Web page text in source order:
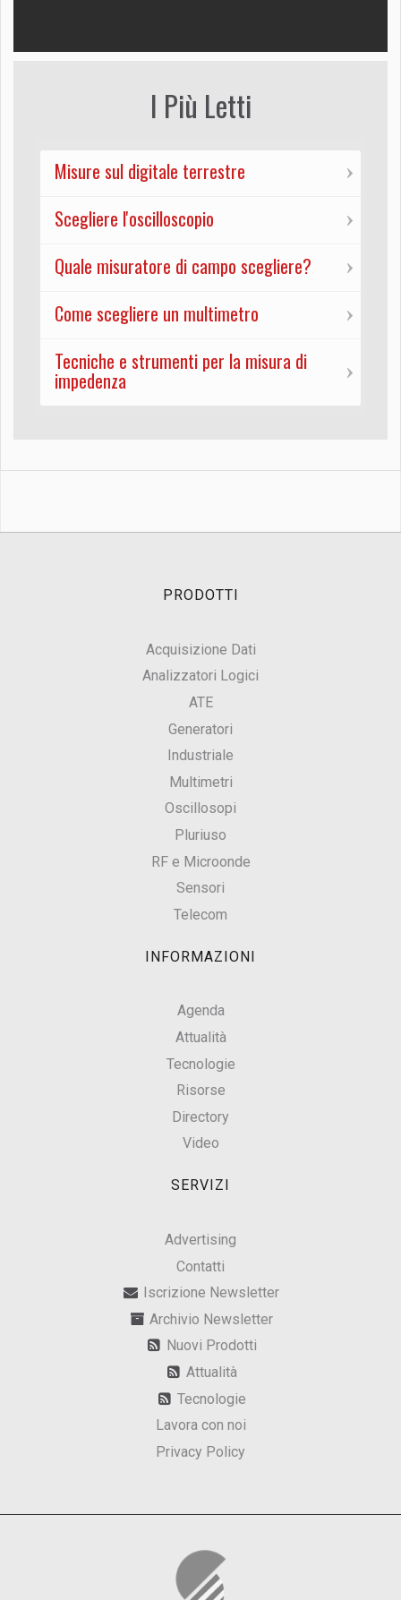
I Più Letti
Misure sul digitale terrestre
Scegliere l'oscilloscopio
Quale misuratore di campo scegliere?
Come scegliere un multimetro
Tecniche e strumenti per la misura di
impedenza
PRODOTTI
Acquisizione Dati
Analizzatori Logici
ATE
Generatori
Industriale
Multimetri
Oscillosopi
Pluriuso
RF e Microonde
Sensori
Telecom
INFORMAZIONI
Agenda
Attualità
Tecnologie
Risorse
Directory
Video
SERVIZI
Advertising
Contatti
Iscrizione Newsletter
Archivio Newsletter
Nuovi Prodotti
Attualità
Tecnologie
Lavora con noi
Privacy Policy